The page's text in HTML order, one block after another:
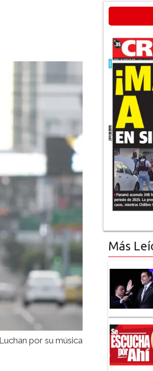
Luchan por su música
Más